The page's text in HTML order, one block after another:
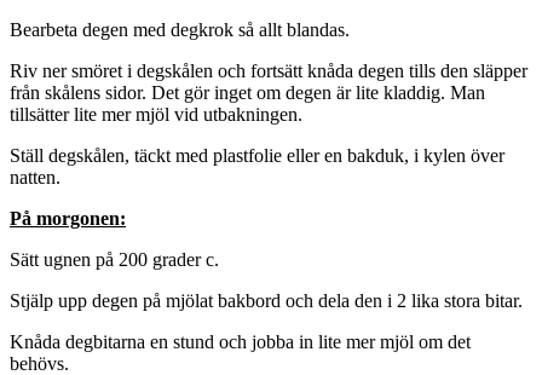
Bearbeta degen med degkrok så allt blandas.
Riv ner smöret i degskålen och fortsätt knåda degen tills den släpper
från skålens sidor. Det gör inget om degen är lite kladdig. Man
tillsätter lite mer mjöl vid utbakningen.
Ställ degskålen, täckt med plastfolie eller en bakduk, i kylen över
natten.
På morgonen:
Sätt ugnen på 200 grader c.
Stjälp upp degen på mjölat bakbord och dela den i 2 lika stora bitar.
Knåda degbitarna en stund och jobba in lite mer mjöl om det
behövs.